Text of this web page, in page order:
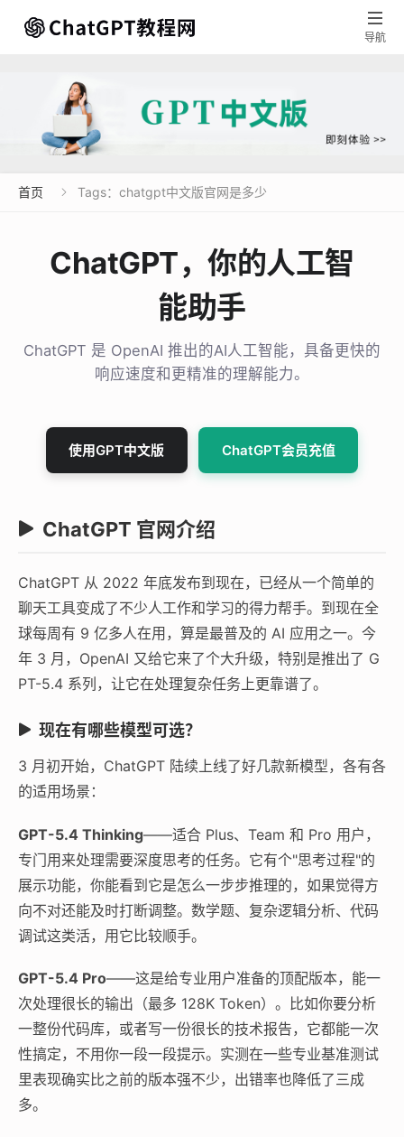

导航
首页  Tags：chatgpt中文版官网是多少
ChatGPT，你的人工智
能助手
ChatGPT 是 OpenAI 推出的AI人工智能，具备更快的
响应速度和更精准的理解能力。
使用GPT中文版 ChatGPT会员充值
ChatGPT 官网介绍
ChatGPT 从 2022 年底发布到现在，已经从一个简单的
聊天工具变成了不少人工作和学习的得力帮手。到现在全
球每周有 9 亿多人在用，算是最普及的 AI 应用之一。今
年 3 月，OpenAI 又给它来了个大升级，特别是推出了 G
PT-5.4 系列，让它在处理复杂任务上更靠谱了。
现在有哪些模型可选？
3 月初开始，ChatGPT 陆续上线了好几款新模型，各有各
的适用场景：
GPT-5.4 Thinking——适合 Plus、Team 和 Pro 用户，
专门用来处理需要深度思考的任务。它有个"思考过程"的
展示功能，你能看到它是怎么一步步推理的，如果觉得方
向不对还能及时打断调整。数学题、复杂逻辑分析、代码
调试这类活，用它比较顺手。
GPT-5.4 Pro——这是给专业用户准备的顶配版本，能一
次处理很长的输出（最多 128K Token）。比如你要分析
一整份代码库，或者写一份很长的技术报告，它都能一次
性搞定，不用你一段一段提示。实测在一些专业基准测试
里表现确实比之前的版本强不少，出错率也降低了三成
多。